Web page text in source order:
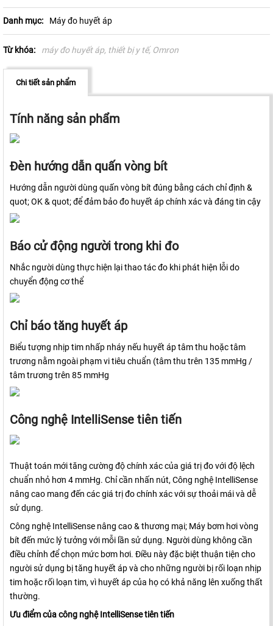
Danh mục: Máy đo huyết áp
Từ khóa: máy đo huyết áp, thiết bị y tế, Omron
Chi tiết sản phẩm
Tính năng sản phẩm
Đèn hướng dẫn quấn vòng bít
Hướng dẫn người dùng quấn vòng bít đúng bằng cách chỉ định &
quot; OK & quot; để đảm bảo đo huyết áp chính xác và đáng tin cậy
Báo cử động người trong khi đo
Nhắc người dùng thực hiện lại thao tác đo khi phát hiện lỗi do
chuyển động cơ thể
Chỉ báo tăng huyết áp
Biểu tượng nhịp tim nhấp nháy nếu huyết áp tâm thu hoặc tâm
trương nằm ngoài phạm vi tiêu chuẩn (tâm thu trên 135 mmHg /
tâm trương trên 85 mmHg
Công nghệ IntelliSense tiên tiến
Thuật toán mới tăng cường độ chính xác của giá trị đo với độ lệch
chuẩn nhỏ hơn 4 mmHg. Chỉ cần nhấn nút, Công nghệ IntelliSense
nâng cao mang đến các giá trị đo chính xác với sự thoải mái và dễ
sử dụng.
Công nghệ IntelliSense nâng cao & thương mại; Máy bơm hơi vòng
bít đến mức lý tưởng với mỗi lần sử dụng. Người dùng không cần
điều chỉnh để chọn mức bơm hơi. Điều này đặc biệt thuận tiện cho
người sử dụng bị tăng huyết áp và cho những người bị rối loạn nhịp
tim hoặc rối loạn tim, vì huyết áp của họ có khả năng lên xuống thất
thường.
Ưu điểm của công nghệ IntelliSense tiên tiến